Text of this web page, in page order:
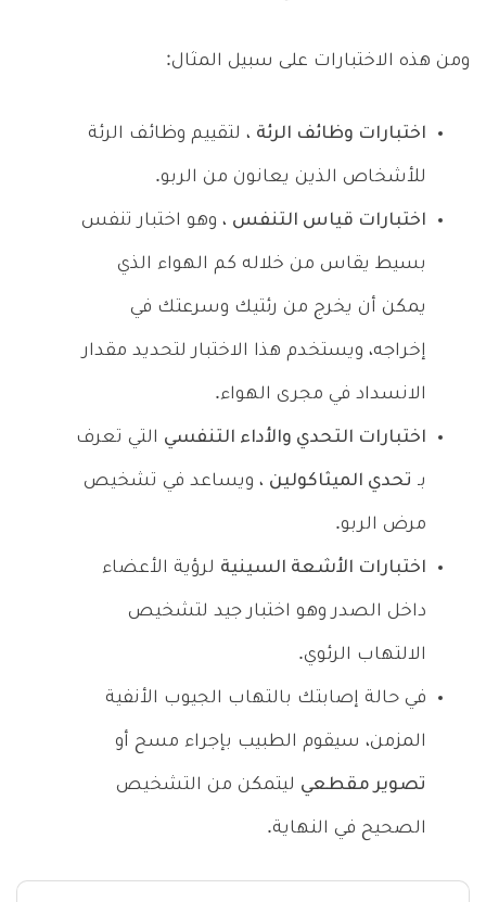
ومن هذه الاختبارات على سبيل المثال:
اختبارات وظائف الرئة ، لتقييم وظائف الرئة
للأشخاص الذين يعانون من الربو.
اختبارات قياس التنفس ، وهو اختبار تنفس
بسيط يقاس من خلاله كم الهواء الذي
يمكن أن يخرج من رئتيك وسرعتك في
إخراجه، ويستخدم هذا الاختبار لتحديد مقدار
الانسداد في مجرى الهواء.
اختبارات التحدي والأداء التنفسي التي تعرف
بـ تحدي الميثاكولين ، ويساعد في تشخيص
مرض الربو.
اختبارات الأشعة السينية لرؤية الأعضاء
داخل الصدر وهو اختبار جيد لتشخيص
الالتهاب الرئوي.
في حالة إصابتك بالتهاب الجيوب الأنفية
المزمن، سيقوم الطبيب بإجراء مسح أو
تصوير مقطعي ليتمكن من التشخيص
الصحيح في النهاية.